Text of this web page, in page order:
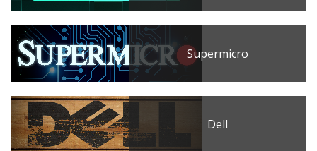
Supermicro
Dell